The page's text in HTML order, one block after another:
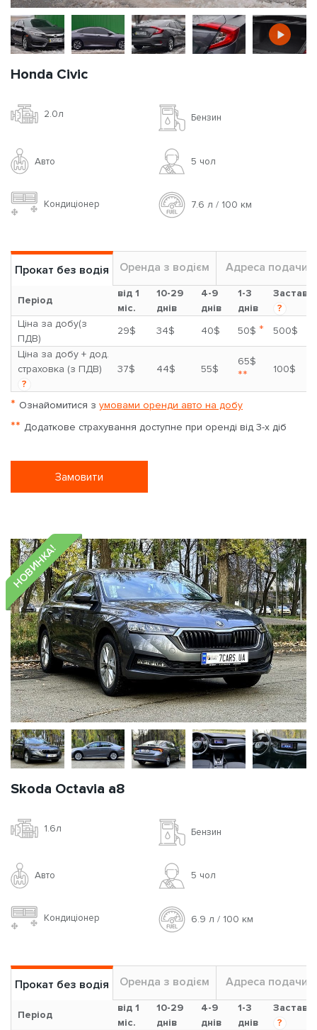
Honda Civic
2.0л Бензин
Авто 5 чoл
Кондиціонер 7.6 л / 100 км
Прокат без водія Оренда з водієм Адреса подачи
Період
від 1
міс.
10-29
днів
4-9
днів
1-3
днів
Застава
?
Ціна за добу(з
ПДВ)
29$ 34$ 40$ 50$ *
500$
Ціна за добу + дод.
страховка (з ПДВ)
?
37$ 44$ 55$
65$
** 100$
* Ознайомитися з умовами оренди авто на добу
** Додаткове страхування доступне при оренді від 3-х діб
Замовити
НОВИНКА!
Skoda Octavia a8
1.6л Бензин
Авто 5 чoл
Кондиціонер 6.9 л / 100 км
Прокат без водія Оренда з водієм Адреса подачи
Період
від 1
міс.
10-29
днів
4-9
днів
1-3
днів
Застава
?